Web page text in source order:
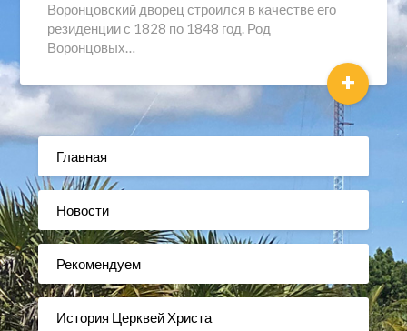
Воронцовский дворец строился в качестве его
резиденции с 1828 по 1848 год. Род
Воронцовых…
+
Главная
Новости
Рекомендуем
История Церквей Христа